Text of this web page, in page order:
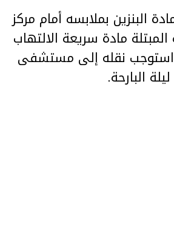
البنزين بملابسه أمام مركز
مادة سريعة الالتهاب
استوجب نقله إلى مستشفى
البارحة.